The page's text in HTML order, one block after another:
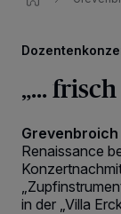
„...
Grevenbroich
Renaissance
in der „Villa